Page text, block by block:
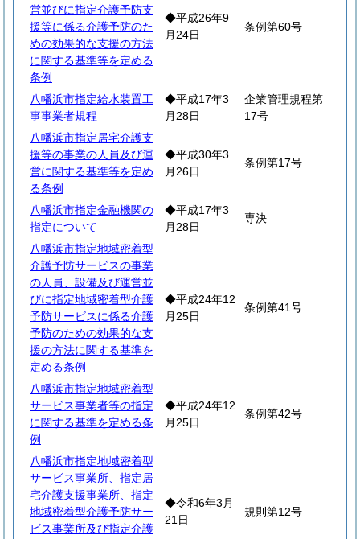
営並びに指定介護予防支
援等に係る介護予防のた
めの効果的な支援の方法
に関する基準等を定める
条例
◆平成26年9
月24日
条例第60号
八幡浜市指定給水装置工
事事業者規程
◆平成17年3
月28日
企業管理規程第
17号
八幡浜市指定居宅介護支
援等の事業の人員及び運
営に関する基準等を定め
る条例
◆平成30年3
月26日
条例第17号
八幡浜市指定金融機関の
指定について
◆平成17年3
月28日
専決
八幡浜市指定地域密着型
介護予防サービスの事業
の人員、設備及び運営並
びに指定地域密着型介護
予防サービスに係る介護
予防のための効果的な支
援の方法に関する基準を
定める条例
◆平成24年12
月25日
条例第41号
八幡浜市指定地域密着型
サービス事業者等の指定
に関する基準を定める条
例
◆平成24年12
月25日
条例第42号
八幡浜市指定地域密着型
サービス事業所、指定居
宅介護支援事業所、指定
地域密着型介護予防サー
ビス事業所及び指定介護
◆令和6年3月
21日
規則第12号